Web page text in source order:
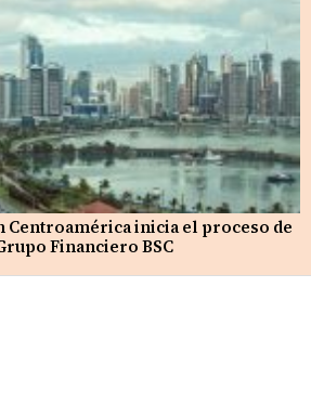
Centroamérica inicia el proceso de
Financiero BSC